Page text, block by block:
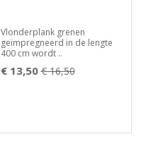
Vlonderplank grenen
geïmpregneerd in de lengte
400 cm wordt ..
€ 13,50 € 16,50